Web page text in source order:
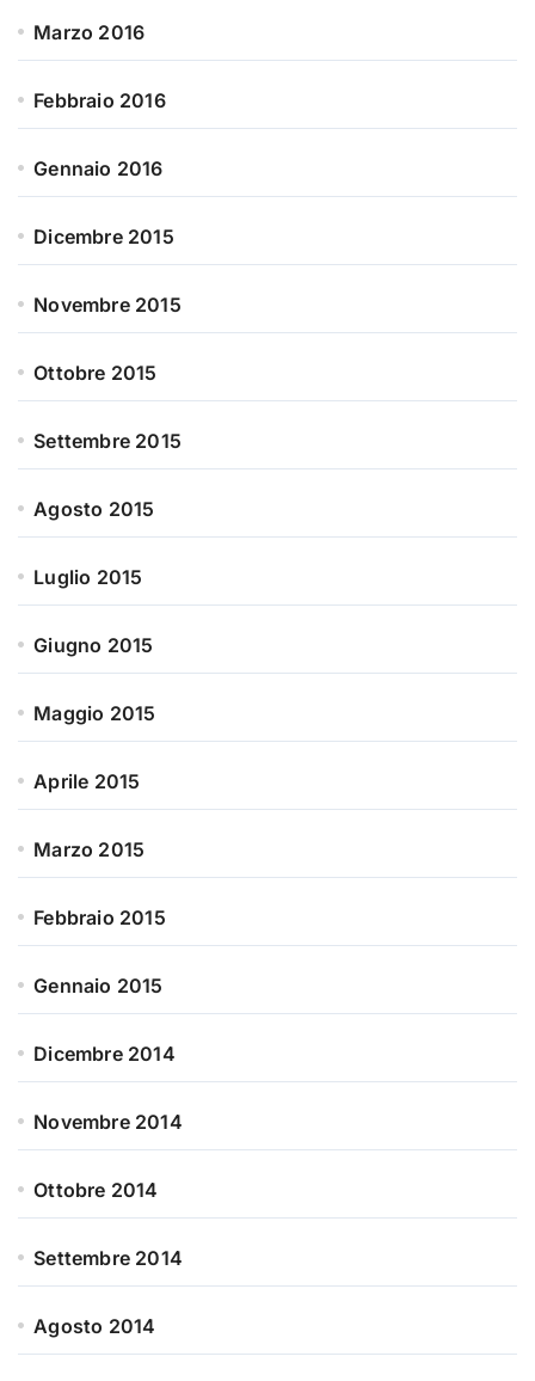
Marzo 2016
Febbraio 2016
Gennaio 2016
Dicembre 2015
Novembre 2015
Ottobre 2015
Settembre 2015
Agosto 2015
Luglio 2015
Giugno 2015
Maggio 2015
Aprile 2015
Marzo 2015
Febbraio 2015
Gennaio 2015
Dicembre 2014
Novembre 2014
Ottobre 2014
Settembre 2014
Agosto 2014